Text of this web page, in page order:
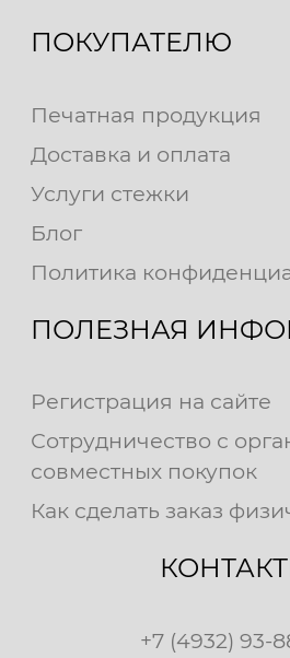
ПОКУПАТЕЛЮ
Печатная продукция
Доставка и оплата
Услуги стежки
Блог
Политика
ПОЛЕЗНАЯ
Регистрация на сайте
Сотрудничество с
совместных покупок
Как сделать заказ
+7 (4932) 93-